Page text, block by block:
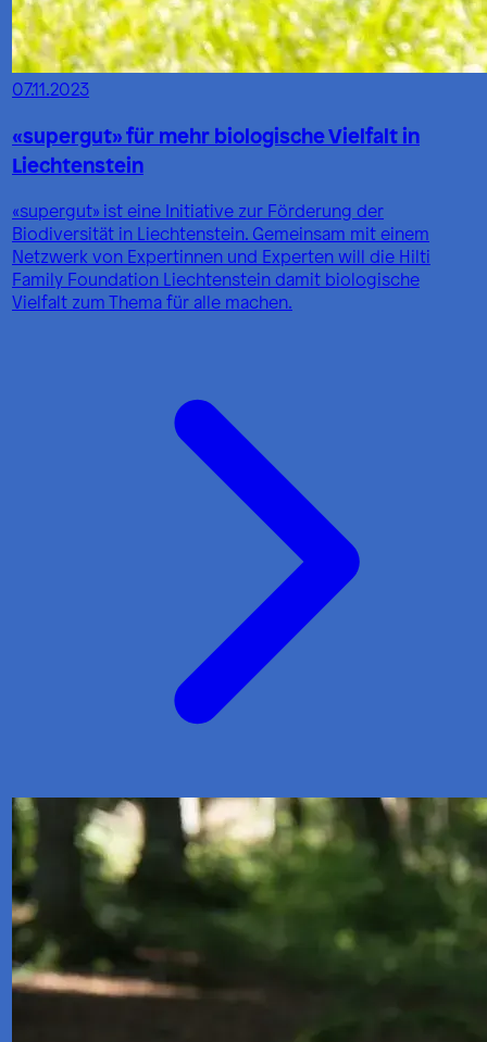
07.11.2023
«supergut» für mehr biologische Vielfalt in
Liechtenstein
«supergut» ist eine Initiative zur Förderung der
Biodiversität in Liechtenstein. Gemeinsam mit einem
Netzwerk von Expertinnen und Experten will die Hilti
Family Foundation Liechtenstein damit biologische
Vielfalt zum Thema für alle machen.